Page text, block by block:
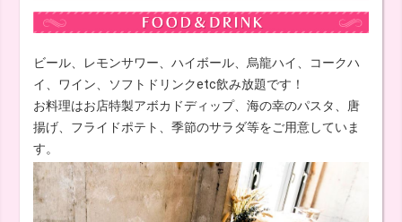
ビール、レモンサワー、ハイボール、烏龍ハイ、コークハ
イ、ワイン、ソフトドリンクetc飲み放題です！
お料理はお店特製アボカドディップ、海の幸のパスタ、唐
揚げ、フライドポテト、季節のサラダ等をご用意していま
す。